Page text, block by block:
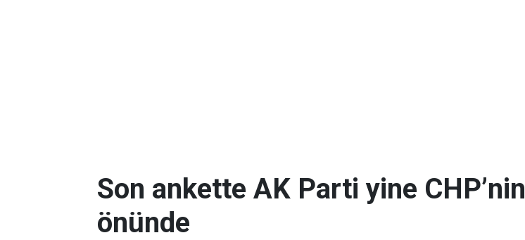
Son ankette AK Parti yine CHP’nin
önünde